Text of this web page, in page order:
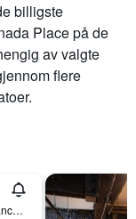
billigste
Place på de
av valgte
flere
515 Seymour Street, Vancouver, BC, Canada